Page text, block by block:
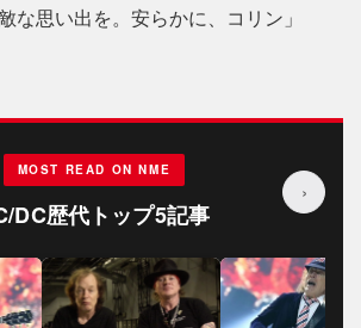
な思い出を。安らかに、コリン」
MOST READ ON NME
DC歴代トップ5記事
›